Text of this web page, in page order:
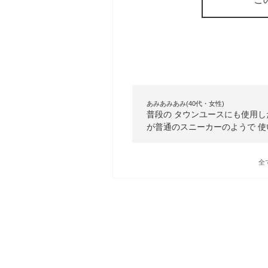
あみあみあみ(40代・女性)
普段の タウンユースにも使用
が普通のスニーカーのようで
全